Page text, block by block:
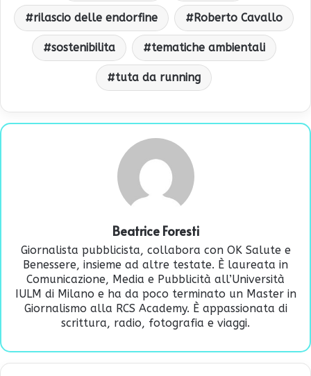
rilascio delle endorfine Roberto Cavallo
sostenibilita tematiche ambientali
tuta da running
Beatrice Foresti
Giornalista pubblicista, collabora con OK Salute e
Benessere, insieme ad altre testate. È laureata in
Comunicazione, Media e Pubblicità all’Università
IULM di Milano e ha da poco terminato un Master in
Giornalismo alla RCS Academy. È appassionata di
scrittura, radio, fotografia e viaggi.